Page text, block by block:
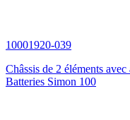
10001920-039
Châssis de 2 éléments
Batteries Simon 100